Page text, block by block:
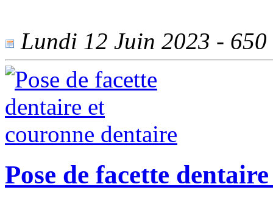
Lundi 12 Juin 2023 - 650
Pose de facette